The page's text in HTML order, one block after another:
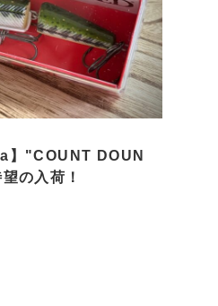
】"COUNT DOUN
の入荷！